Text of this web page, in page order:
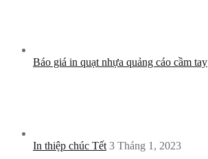
Báo giá in quạt nhựa quảng cáo cầm tay
In thiệp chúc Tết 3 Tháng 1, 2023